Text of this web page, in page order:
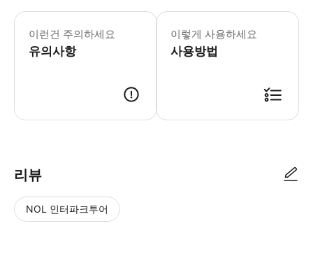
이런건 주의하세요
유의사항
항공편을 추적하고 모임 위치를 알려
이렇게 사용하세요
사용방법
리뷰
NOL 인터파크투어